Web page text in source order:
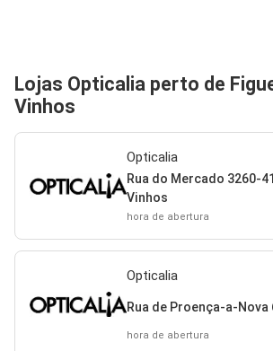
Lojas Opticalia perto de
Vinhos
Opticalia
Rua do Mercado 3260-
Vinhos
hora de abertura
Opticalia
Rua de Proença-a-Nova
hora de abertura